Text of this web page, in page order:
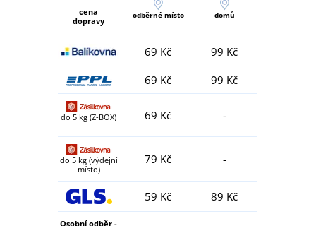
cena
dopravy
odběrné místo domů
69 Kč
99 Kč
69 Kč
99 Kč
do 5 kg (Z-BOX) 69 Kč -
do 5 kg (výdejní
místo)
79 Kč -
59 Kč 89 Kč
Osobní odběr -